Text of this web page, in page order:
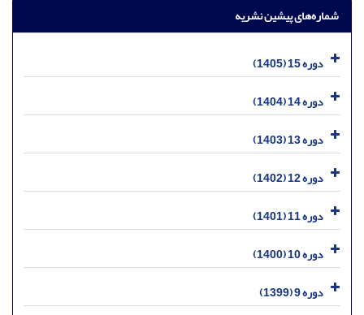
شماره‌های پیشین نشریه
دوره 15 (1405)
دوره 14 (1404)
دوره 13 (1403)
دوره 12 (1402)
دوره 11 (1401)
دوره 10 (1400)
دوره 9 (1399)